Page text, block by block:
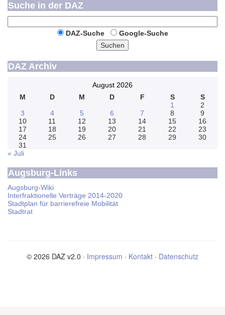
Suche in der DAZ
DAZ-Suche
Google-Suche
Suchen
DAZ Archiv
August 2026
M
D M D F S
S
1
2
3
4 5 6 7 8
9
10
11 12 13 14 15
16
17
18 19 20 21 22
23
24
25 26 27 28 29
30
31
« Juli
Augsburg-Links
Augsburg-Wiki
Interfraktionelle Verträge 2014-2020
Stadtplan für barrierefreie Mobilität
Stadtrat
© 2026 DAZ v2.0 · Impressum · Kontakt · Datenschutz